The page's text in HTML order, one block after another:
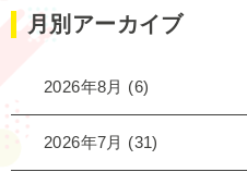
月別アーカイブ
2026年8月 (6)
2026年7月 (31)